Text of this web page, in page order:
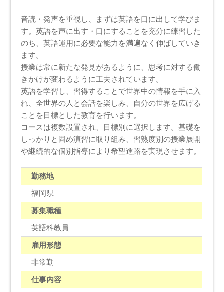
音読・発声を重視し、まずは英語を口に出して学びま
す。英語を声に出す・口にすることを充分に練習した
のち、英語運用に必要な能力を満遍なく伸ばしていき
ます。
授業は常に新たな発見があるように、思考に対する働
きかけが変わるように工夫されています。
英語を学習し、習得することで世界中の情報を手に入
れ、全世界の人と会話を楽しみ、自分の世界を広げる
ことを目標とした教育を行います。
コースは複数設置され、目標別に選択します。基礎を
しっかりと固め演習に取り組み、習熟度別の授業展開
や継続的な個別指導により希望進路を実現させます。
勤務地
福岡県
募集職種
英語科教員
雇用形態
非常勤
仕事内容